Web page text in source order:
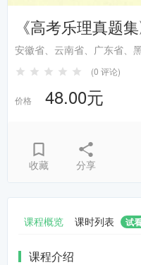
《高考乐理真题
安徽省、云南省、广东省、
(0 评论)
价格 48.00元
收藏 分享
课程概览 课时列表 试
课程介绍